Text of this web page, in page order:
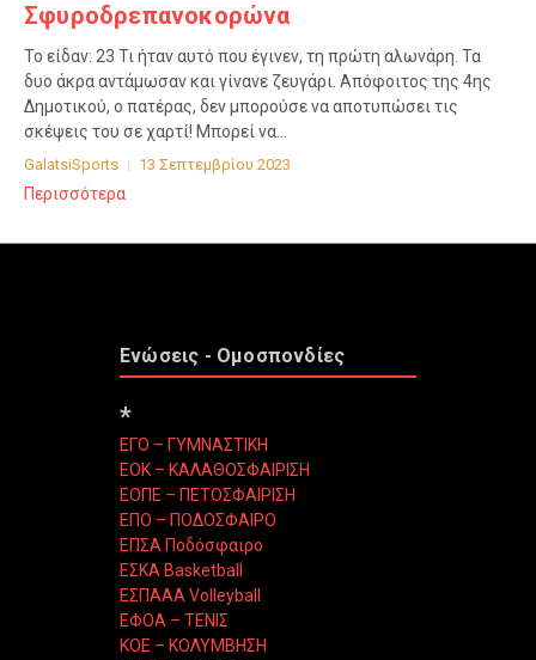
Σφυροδρεπανοκορώνα
Το είδαν: 23 Τι ήταν αυτό που έγινεν, τη πρώτη αλωνάρη. Τα
δυο άκρα αντάμωσαν και γίνανε ζευγάρι. Απόφοιτος της 4ης
Δημοτικού, ο πατέρας, δεν μπορούσε να αποτυπώσει τις
σκέψεις του σε χαρτί! Μπορεί να...
GalatsiSports 13 Σεπτεμβρίου 2023
Περισσότερα
Ενώσεις - Ομοσπονδίες
*
ΕΓΟ – ΓΥΜΝΑΣΤΙΚΗ
ΕΟΚ – ΚΑΛΑΘΟΣΦΑΙΡΙΣΗ
ΕΟΠΕ – ΠΕΤΟΣΦΑΙΡΙΣΗ
ΕΠΟ – ΠΟΔΟΣΦΑΙΡΟ
ΕΠΣΑ Ποδόσφαιρο
ΕΣΚΑ Basketball
ΕΣΠΑΑΑ Volleyball
ΕΦΟΑ – ΤΕΝΙΣ
ΚΟΕ – ΚΟΛΥΜΒΗΣΗ